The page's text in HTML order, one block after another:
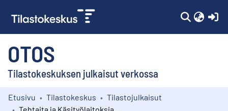
OTOS
Tilastokeskuksen julkaisut verkossa
Kokoelmat
Etusivu Tilastokeskus
Tilastojulkaisut